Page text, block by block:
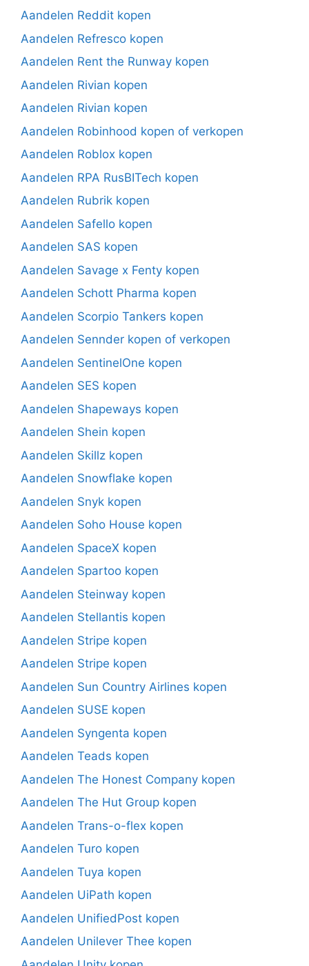
Aandelen Reddit kopen
Aandelen Refresco kopen
Aandelen Rent the Runway kopen
Aandelen Rivian kopen
Aandelen Rivian kopen
Aandelen Robinhood kopen of verkopen
Aandelen Roblox kopen
Aandelen RPA RusBITech kopen
Aandelen Rubrik kopen
Aandelen Safello kopen
Aandelen SAS kopen
Aandelen Savage x Fenty kopen
Aandelen Schott Pharma kopen
Aandelen Scorpio Tankers kopen
Aandelen Sennder kopen of verkopen
Aandelen SentinelOne kopen
Aandelen SES kopen
Aandelen Shapeways kopen
Aandelen Shein kopen
Aandelen Skillz kopen
Aandelen Snowflake kopen
Aandelen Snyk kopen
Aandelen Soho House kopen
Aandelen SpaceX kopen
Aandelen Spartoo kopen
Aandelen Steinway kopen
Aandelen Stellantis kopen
Aandelen Stripe kopen
Aandelen Stripe kopen
Aandelen Sun Country Airlines kopen
Aandelen SUSE kopen
Aandelen Syngenta kopen
Aandelen Teads kopen
Aandelen The Honest Company kopen
Aandelen The Hut Group kopen
Aandelen Trans-o-flex kopen
Aandelen Turo kopen
Aandelen Tuya kopen
Aandelen UiPath kopen
Aandelen UnifiedPost kopen
Aandelen Unilever Thee kopen